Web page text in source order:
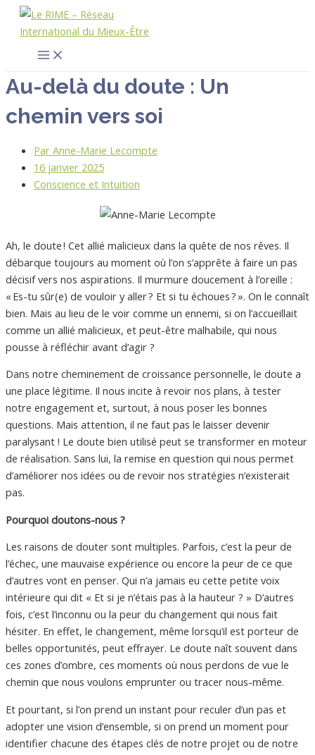
Aller
Menu
Au-delà du doute : Un
chemin vers soi
Par Anne-Marie Lecompte
16 janvier 2025
Conscience et Intuition
Ah, le doute ! Cet allié malicieux dans la quête de nos rêves. Il
débarque toujours au moment où l’on s’apprête à faire un pas
décisif vers nos aspirations. Il murmure doucement à l’oreille :
« Es-tu sûr(e) de vouloir y aller ? Et si tu échoues ? ». On le connaît
bien. Mais au lieu de le voir comme un ennemi, si on l’accueillait
comme un allié malicieux, et peut-être malhabile, qui nous
pousse à réfléchir avant d’agir ?
Dans notre cheminement de croissance personnelle, le doute a
une place légitime. Il nous incite à revoir nos plans, à tester
notre engagement et, surtout, à nous poser les bonnes
questions. Mais attention, il ne faut pas le laisser devenir
paralysant ! Le doute bien utilisé peut se transformer en moteur
de réalisation. Sans lui, la remise en question qui nous permet
d’améliorer nos idées ou de revoir nos stratégies n’existerait
pas.
Pourquoi doutons-nous ?
Les raisons de douter sont multiples. Parfois, c’est la peur de
l’échec, une mauvaise expérience ou encore la peur de ce que
d’autres vont en penser. Qui n’a jamais eu cette petite voix
intérieure qui dit « Et si je n’étais pas à la hauteur ? » D’autres
fois, c’est l’inconnu ou la peur du changement qui nous fait
hésiter. En effet, le changement, même lorsqu’il est porteur de
belles opportunités, peut effrayer. Le doute naît souvent dans
ces zones d’ombre, ces moments où nous perdons de vue le
chemin que nous voulons emprunter ou tracer nous-même.
Et pourtant, si l’on prend un instant pour reculer d’un pas et
adopter une vision d’ensemble, si on prend un moment pour
identifier chacune des étapes clés de notre projet ou de notre
Faire
une